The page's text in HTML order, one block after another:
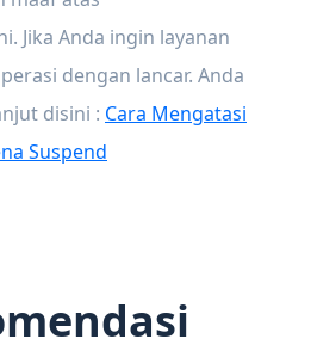
Jika Anda ingin layanan
dengan lancar. Anda
disini : Cara Mengatasi
Suspend